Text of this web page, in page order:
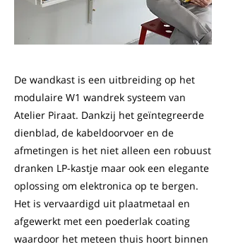
De wandkast is een uitbreiding op het
modulaire W1 wandrek systeem van
Atelier Piraat. Dankzij het geïntegreerde
dienblad, de kabeldoorvoer en de
afmetingen is het niet alleen een robuust
dranken LP-kastje maar ook een elegante
oplossing om elektronica op te bergen.
Het is vervaardigd uit plaatmetaal en
afgewerkt met een poederlak coating
waardoor het meteen thuis hoort binnen